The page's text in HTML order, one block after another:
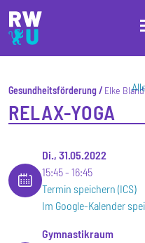
Direkt zum Inhalt
Direkt zur Hauptnavigation
Direkt zum Fußbereich
Gesundheitsförderung Elke
RELAX-YOGA
Di., 31.05.2022
15:45
16:45
Termin speichern (ICS)
Im Google-Kalender
Gymnastikraum